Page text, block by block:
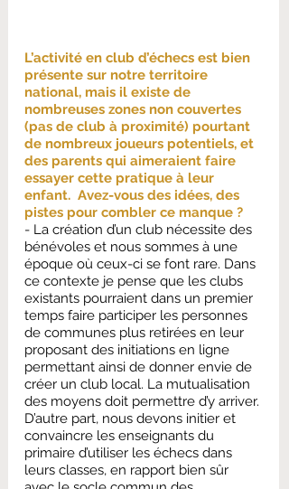
L’activité en club d’échecs est bien
présente sur notre territoire
national, mais il existe de
nombreuses zones non couvertes
(pas de club à proximité) pourtant
de nombreux joueurs potentiels, et
des parents qui aimeraient faire
essayer cette pratique à leur
enfant.  Avez-vous des idées, des
pistes pour combler ce manque ?
- La création d’un club nécessite des
bénévoles et nous sommes à une
époque où ceux-ci se font rare. Dans
ce contexte je pense que les clubs
existants pourraient dans un premier
temps faire participer les personnes
de communes plus retirées en leur
proposant des initiations en ligne
permettant ainsi de donner envie de
créer un club local. La mutualisation
des moyens doit permettre d’y arriver.
D’autre part, nous devons initier et
convaincre les enseignants du
primaire d’utiliser les échecs dans
leurs classes, en rapport bien sûr